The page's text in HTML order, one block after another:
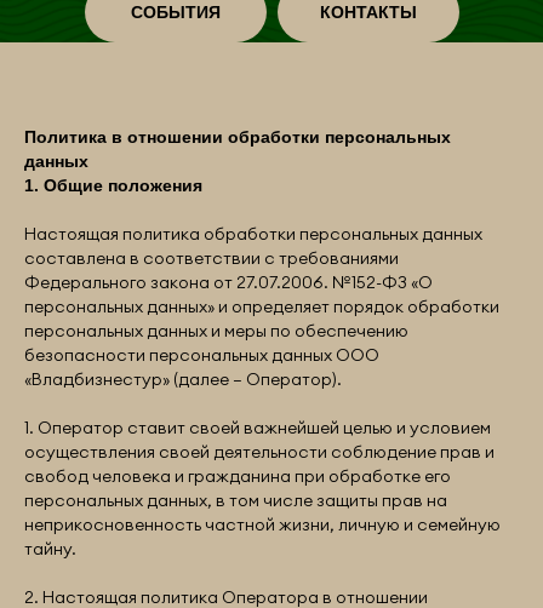
СОБЫТИЯ КОНТАКТЫ
Политика в отношении обработки персональных
данных
1. Общие положения
Настоящая политика обработки персональных данных
составлена в соответствии с требованиями
Федерального закона от 27.07.2006. №152-ФЗ «О
персональных данных» и определяет порядок обработки
персональных данных и меры по обеспечению
безопасности персональных данных ООО
«Владбизнестур» (далее – Оператор).
1. Оператор ставит своей важнейшей целью и условием
осуществления своей деятельности соблюдение прав и
свобод человека и гражданина при обработке его
персональных данных, в том числе защиты прав на
неприкосновенность частной жизни, личную и семейную
тайну.
2. Настоящая политика Оператора в отношении